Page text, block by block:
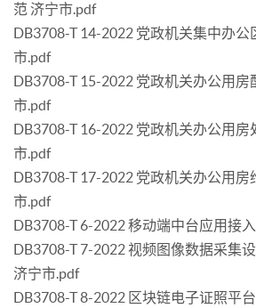
范 济宁市.pdf
DB3708-T 14-2022 党政机关集中办公
市.pdf
DB3708-T 15-2022 党政机关办公用房
市.pdf
DB3708-T 16-2022 党政机关办公用房
市.pdf
DB3708-T 17-2022 党政机关办公用房
市.pdf
DB3708-T 6-2022 移动端中台应用接
DB3708-T 7-2022 视频图像数据采集
济宁市.pdf
DB3708-T 8-2022 区块链电子证照平